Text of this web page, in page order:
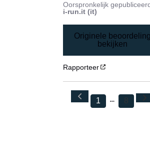
Oorspronkelijk
i-run.it (it)
Originele
bekijken
Rapporteer
1 8